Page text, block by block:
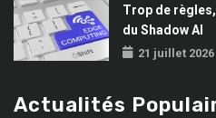
Trop de
du Shadow AI
21 juillet 2026
Actualités